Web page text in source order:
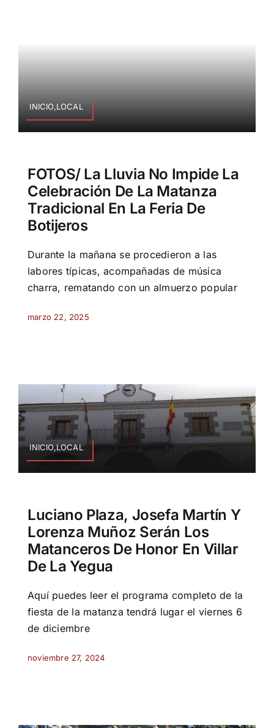
INICIO,LOCAL
FOTOS/ La Lluvia No Impide La
Celebración De La Matanza
Tradicional En La Feria De
Botijeros
Durante la mañana se procedieron a las
labores típicas, acompañadas de música
charra, rematando con un almuerzo popular
marzo 22, 2025
INICIO,LOCAL
Luciano Plaza, Josefa Martín Y
Lorenza Muñoz Serán Los
Matanceros De Honor En Villar
De La Yegua
Aquí puedes leer el programa completo de la
fiesta de la matanza tendrá lugar el viernes 6
de diciembre
noviembre 27, 2024